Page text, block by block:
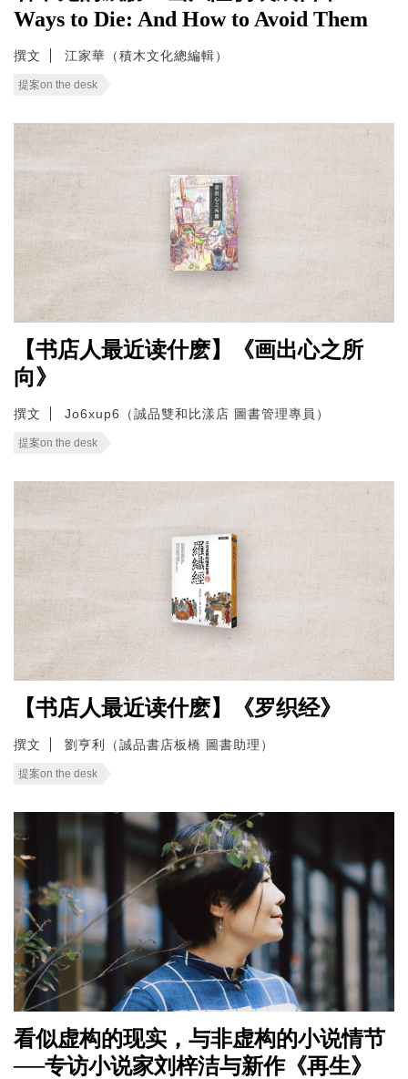
Ways to Die: And How to Avoid Them
撰文 江家華（積木文化總編輯）
提案on the desk
【书店人最近读什麽】《画出心之所
向》
撰文 Jo6xup6（誠品雙和比漾店 圖書管理專員）
提案on the desk
【书店人最近读什麽】《罗织经》
撰文 劉亨利（誠品書店板橋 圖書助理）
提案on the desk
看似虚构的现实，与非虚构的小说情节
──专访小说家刘梓洁与新作《再生》